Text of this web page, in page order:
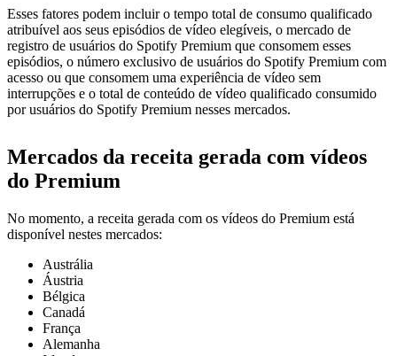
Esses fatores podem incluir o tempo total de consumo qualificado
atribuível aos seus episódios de vídeo elegíveis, o mercado de
registro de usuários do Spotify Premium que consomem esses
episódios, o número exclusivo de usuários do Spotify Premium com
acesso ou que consomem uma experiência de vídeo sem
interrupções e o total de conteúdo de vídeo qualificado consumido
por usuários do Spotify Premium nesses mercados.
Mercados da receita gerada com vídeos
do Premium
No momento, a receita gerada com os vídeos do Premium está
disponível nestes mercados:
Austrália
Áustria
Bélgica
Canadá
França
Alemanha